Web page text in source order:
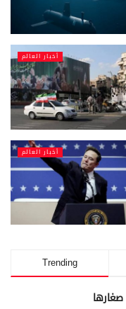
أخبار العالم
أخبار العالم
Trending